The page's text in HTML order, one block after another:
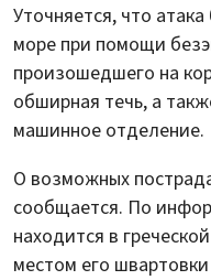
Уточняется, что
море при помощи
произошедшего на
обширная течь, а
машинное отделение.
О возможных
сообщается. По
находится в
местом его